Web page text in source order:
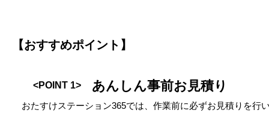
【おすすめポイント】
<POINT 1> あんしん事前お見積り
おたすけステーション365では、作業前に必ずお見積りを